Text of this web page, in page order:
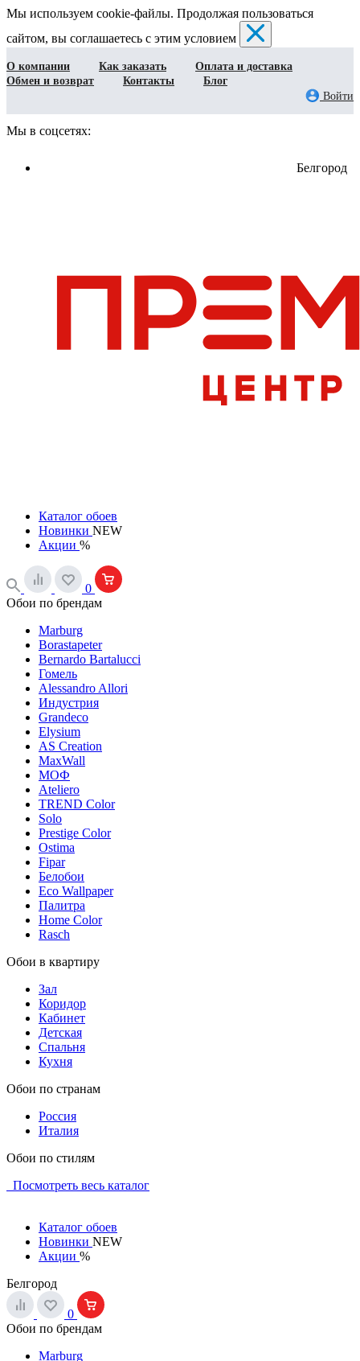
Мы используем cookie-файлы. Продолжая пользоваться
сайтом, вы соглашаетесь с этим условием
О компании Как заказать
Оплата и доставка
Обмен и возврат
Контакты
Блог
Войти
Мы в соцсетях:
Белгород
Каталог обоев
Новинки NEW
Акции %
0
Обои по брендам
Marburg
Borastapeter
Bernardo Bartalucci
Гомель
Alessandro Allori
Индустрия
Grandeco
Elysium
AS Creation
MaxWall
МОФ
Ateliero
TREND Color
Solo
Prestige Color
Ostima
Fipar
Белобои
Eco Wallpaper
Палитра
Home Color
Rasch
Обои в квартиру
Зал
Коридор
Кабинет
Детская
Спальня
Кухня
Обои по странам
Россия
Италия
Обои по стилям
Посмотреть весь каталог
Каталог обоев
Новинки NEW
Акции %
Белгород
0
Обои по брендам
Marburg